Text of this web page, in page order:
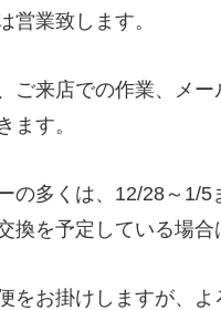
業致します。
ご来店での作業、メ
ます。
の多くは、12/28～1/5
換を予定している場合
をお掛けしますが、よ